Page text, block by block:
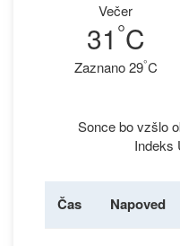
Večer
31 °C
Zaznano 29°C
Sonce bo vzšlo
Indeks
Čas Napoved